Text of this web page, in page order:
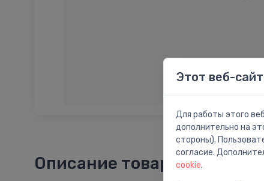
Описание товара
Этот веб-
Для работы этого
дополнительно на
стороны).
согласие.
cookie.